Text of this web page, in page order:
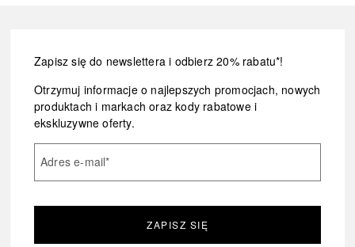
Zapisz się do newslettera i odbierz 20% rabatu*!
Otrzymuj informacje o najlepszych promocjach, nowych
produktach i markach oraz kody rabatowe i
ekskluzywne oferty.
Adres e-mail*
ZAPISZ SIĘ